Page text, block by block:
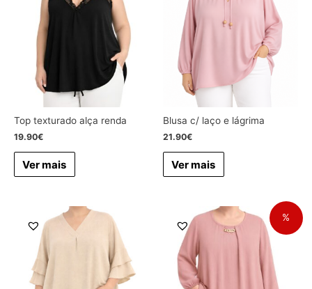
Top texturado alça renda
19.90€
Ver mais
Blusa c/ laço e lágrima
21.90€
Ver mais
%